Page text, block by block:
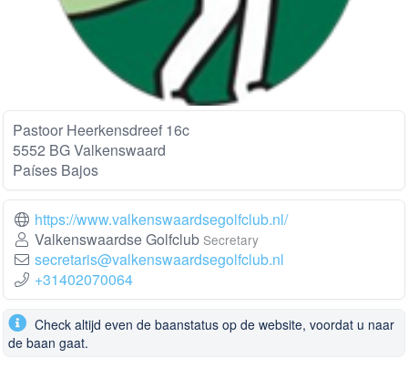
Pastoor Heerkensdreef 16c
5552 BG Valkenswaard
Países Bajos
https://www.valkenswaardsegolfclub.nl/
Valkenswaardse Golfclub Secretary
secretaris@valkenswaardsegolfclub.nl
+31402070064
Check altijd even de baanstatus op de website, voordat u naar
de baan gaat.